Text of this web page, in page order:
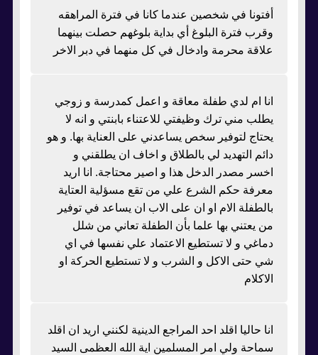
أفتونا في شخصين عندما كانا في فترة المراهقه
وقرب فترة البلوغ أي بداية بلوغهم حصلت بينهما
علاقة محرمة وادخال في كل منهما في دبر الاخر
انا ام لدي طفلة معاقة و اعمل كمدرسة و زوجي
يطلب مني ترك وظيفتي للاعتناء بابنتي و انه لا
يحتاج لتوفير سخص يساعدني على العناية بها. و هو
دائم التهديد لي بالطلاق و اخاف ان يطلقني و
اخسر مصدر الدخل هذا و اصير محتاجة. انا اريد
معرفة حكم الشرع علي من تقع مسؤلية العتاية
بالطفلة الام او ان على الاب ان يساعد في توفير
من يعتني بها علما بأن الطفلة تعاني من شلل
دماغي و لا تستطيع الاعتماد علي نفسها في اي
شي حتى الاكل و الشرب و لا تستطيع الحركة او
الاكلام
انا حاليا اقلد احد المراجع الدينية لكنني اريد ان اقلد
سماحة ولي امر المسلمين اية الله العظمى السيد